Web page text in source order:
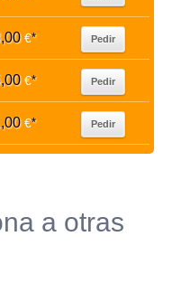
€* Pedir
€* Pedir
€* Pedir
a otras